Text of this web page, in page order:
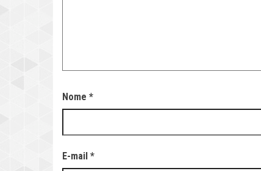
Nome *
E-mail *